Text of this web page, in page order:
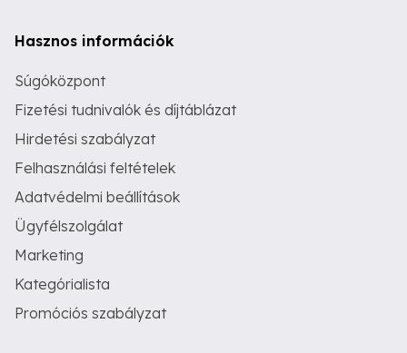
Hasznos információk
Súgóközpont
Fizetési tudnivalók és díjtáblázat
Hirdetési szabályzat
Felhasználási feltételek
Adatvédelmi beállítások
Ügyfélszolgálat
Marketing
Kategórialista
Promóciós szabályzat